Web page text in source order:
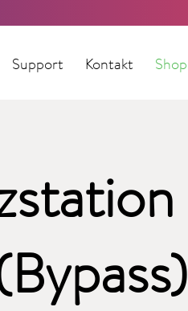
Support Kontakt Shop